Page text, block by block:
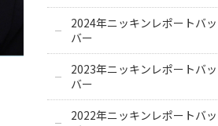
2024年ニッキンレポートバ
バー
2023年ニッキンレポートバ
バー
2022年ニッキンレポートバ